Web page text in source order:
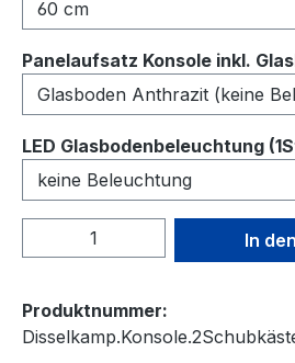
Panelaufsatz Konsole inkl.
LED Glasbodenbeleuchtung
Produkt Anzahl: Gib
In
Produktnummer: